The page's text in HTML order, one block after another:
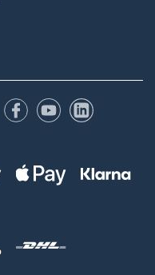
Facebook
YouTubeLinkedIn